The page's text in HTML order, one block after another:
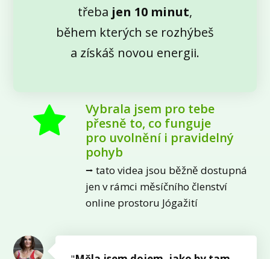
třeba jen 10 minut,
během kterých se rozhýbeš
a získáš novou energii.
Vybrala jsem pro tebe
přesně to, co funguje
pro uvolnění i pravidelný
pohyb
⭢ tato videa jsou běžně dostupná
jen v rámci měsíčního členství
online prostoru Jógažití